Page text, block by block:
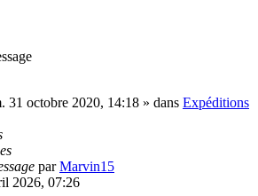
31 octobre 2020, 14:18 » dans Expéditions
parMarvin15
2026, 07:26